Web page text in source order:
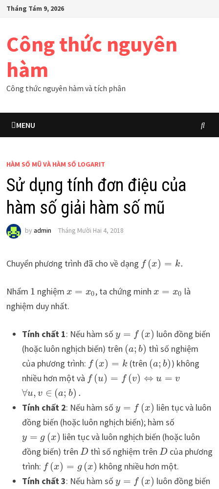
SkipTháng Tám 9, 2026
Công thức nguyên
hàm
Công thức nguyên hàm và tích phân
MENU
HÀM SỐ MŨ VÀ HÀM SỐ LOGARIT
Sử dụng tính đơn điệu của
hàm số giải hàm số mũ
by admin Tháng Mười Hai 4, 2018
Chuyển phương trình đã cho về dạng f (x) = k.
Nhẩm 1 nghiệm x = x0, ta chứng minh x = x0 là
nghiệm duy nhất.
Tính chất 1: Nếu hàm số y = f (x) luôn đồng biến
(hoặc luôn nghịch biến) trên (a; b) thì số nghiệm
của phương trình: f (x) = k (trên (a; b)) không
nhiều hơn một và f (u) = f (v) ⇔ u = v
∀u, v ∈ (a; b) .
Tính chất 2: Nếu hàm số y = f (x) liên tục và luôn
đồng biến (hoặc luôn nghịch biến); hàm số
y = g (x) liên tục và luôn nghịch biến (hoặc luôn
đồng biến) trên Dthì số nghiệm trên Dcủa phương
trình: f (x) = g (x) không nhiều hơn một.
Tính chất 3: Nếu hàm số y = f (x) luôn đồng biến